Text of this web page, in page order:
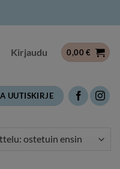
Kirjaudu 0,00€
UUTISKIRJE